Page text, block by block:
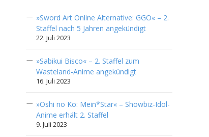
»Sword Art Online Alternative: GGO« – 2.
Staffel nach 5 Jahren angekündigt
22. Juli 2023
»Sabikui Bisco« – 2. Staffel zum
Wasteland-Anime angekündigt
16. Juli 2023
»Oshi no Ko: Mein*Star« – Showbiz-Idol-
Anime erhält 2. Staffel
9. Juli 2023